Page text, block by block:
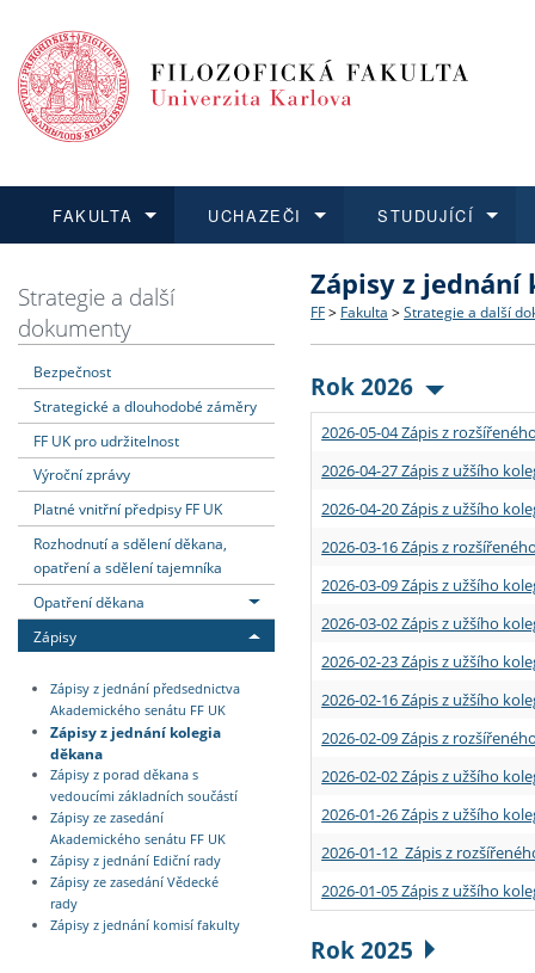
FAKULTA
Dozvědět se více
Struktura a historie
Strategie a další
Podpora a benefity pro
Absolventi fakulty
UCHAZEČI
Podat přihlášku
Co studovat a jak se
Učitelské studijní
Informace k průběhu
STUDUJÍCÍ
Dozvědět se více
Bakalářské a magisterské
Doktorské studium
Rigorózní řízení
Dozvědět se více
O vědě a výzkumu na FF
Akademické kvalifikace
Granty a projekty
Dozvědět se více
Aktuální nabídky a
Vyjíždějící studenti
Přijíždějící studenti
Vyjíždějící zaměstnanci
Strategie a další
dokumenty
Bezpečnost
Strategické a dlouhodobé záměry
FF UK pro udržitelnost
Výroční zprávy
Platné vnitřní předpisy FF UK
Rozhodnutí a sdělení děkana,
opatření a sdělení tajemníka
Opatření děkana
Zápisy
Zápisy z jednání předsednictva
Akademického senátu FF UK
Zápisy z jednání kolegia
děkana
Zápisy z porad děkana s
vedoucími základních součástí
Zápisy ze zasedání
Akademického senátu FF UK
Zápisy z jednání Ediční rady
Zápisy ze zasedání Vědecké
rady
Zápisy z jednání komisí fakulty
Zápisy z jednání
FF > Fakulta > Strategie a další
Rok 2026
2026-05-04 Zápis z
2026-04-27 Zápis z užšího
2026-04-20 Zápis z užšího
2026-03-16 Zápis z
2026-03-09 Zápis z užšího
2026-03-02 Zápis z užšího
2026-02-23 Zápis z užšího
2026-02-16 Zápis z užšího
2026-02-09 Zápis z
2026-02-02 Zápis z užšího
2026-01-26 Zápis z užšího
2026-01-12 Zápis z
2026-01-05 Zápis z užšího
Rok 2025